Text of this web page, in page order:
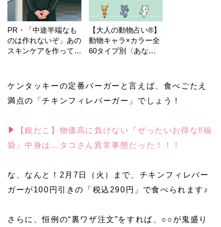
PR・「中途半端なも
のは作れないぞ」あの
スキンケアを作ってい
【大人の動物占い®】
動物キャラ×カラー全
60タイプ別〈あなた
ケンタッキーの定番バーガーと言えば、食べごたえ
満点の「チキンフィレバーガー」でしょう！
【銀だこ】物価高に負けない『ぜったいお得な‼福
袋』中身は…タコさん異常事態だった！！！
な、なんと！2月7日（火）まで、チキンフィレバー
ガーが100円引きの「税込290円」で食べられます♪
さらに、恒例の“裏ワザ注文”をすれば、○○が鬼盛り